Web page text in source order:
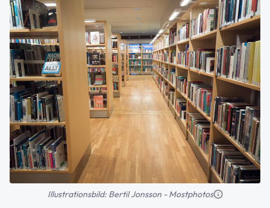
Illustrationsbild: Bertil Jonsson - Mostphotos